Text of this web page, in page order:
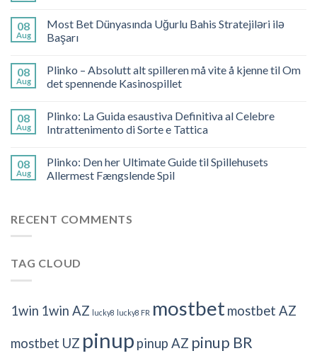
08
Aug
Most Bet Dünyasında Uğurlu Bahis Stratejiləri ilə
Başarı
08
Aug
Plinko – Absolutt alt spilleren må vite å kjenne til Om
det spennende Kasinospillet
08
Aug
Plinko: La Guida esaustiva Definitiva al Celebre
Intrattenimento di Sorte e Tattica
08
Aug
Plinko: Den her Ultimate Guide til Spillehusets
Allermest Fængslende Spil
RECENT COMMENTS
TAG CLOUD
1win 1win AZ lucky8 lucky8 FR mostbetmostbet AZ
mostbet UZ pinup pinup AZ pinup BR